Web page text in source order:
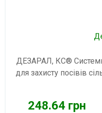
ДЕЗАРАЛ, КС®
для захисту посівів
248.64 грн